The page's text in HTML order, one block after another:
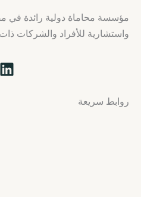
مؤسسة محاماة دولية رائدة في
واستشارية للأفراد والشركات
L
i
روابط سريعة